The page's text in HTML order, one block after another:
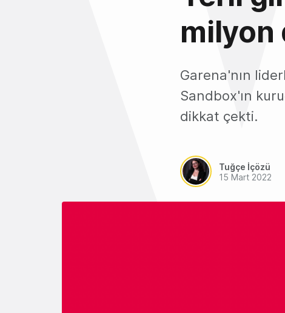
milyon
Garena'nın
Sandbox'ın
dikkat çekti.
Tuğçe İçözü
15 Mart 2022